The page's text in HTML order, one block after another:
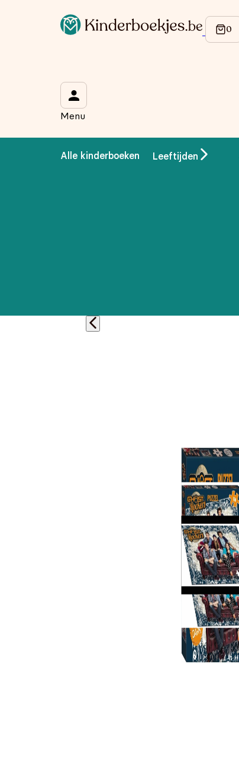
Menu
Alle kinderboeken Leeftijden
Op de hoogte blijven van onze acties?
Wat is je voornaam?